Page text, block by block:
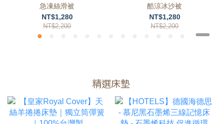
急凍絲滑被
NT$1,280
NT$2,200
酷涼冰沙被
NT$1,280
NT$2,200
精選床墊